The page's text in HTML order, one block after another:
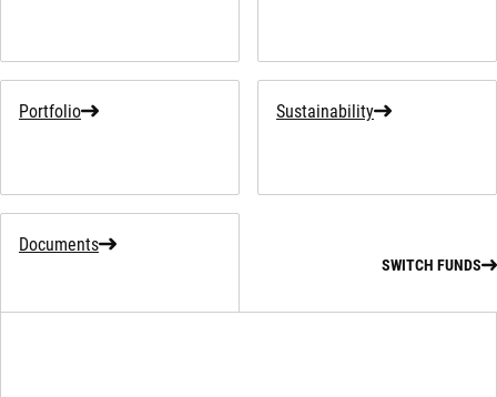
Portfolio Sustainability
Documents
SWITCH FUNDS